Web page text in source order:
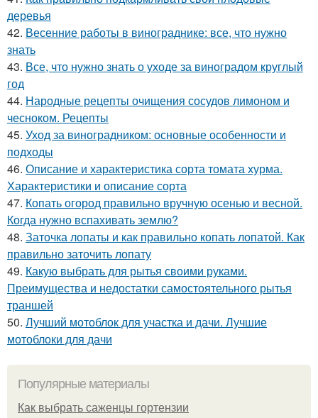
деревья
42. Весенние работы в винограднике: все, что нужно
знать
43. Все, что нужно знать о уходе за виноградом круглый
год
44. Народные рецепты очищения сосудов лимоном и
чесноком. Рецепты
45. Уход за виноградником: основные особенности и
подходы
46. Описание и характеристика сорта томата хурма.
Характеристики и описание сорта
47. Копать огород правильно вручную осенью и весной.
Когда нужно вспахивать землю?
48. Заточка лопаты и как правильно копать лопатой. Как
правильно заточить лопату
49. Какую выбрать для рытья своими руками.
Преимущества и недостатки самостоятельного рытья
траншей
50. Лучший мотоблок для участка и дачи. Лучшие
мотоблоки для дачи
Популярные материалы
Как выбрать саженцы гортензии